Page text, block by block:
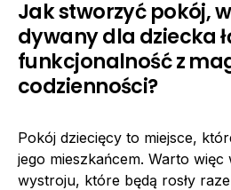
Jak stworzyć pokój,
dywany dla dziecka
funkcjonalność z
codzienności?
Pokój dziecięcy to miejsce,
jego mieszkańcem. Warto
wystroju, które będą rosły